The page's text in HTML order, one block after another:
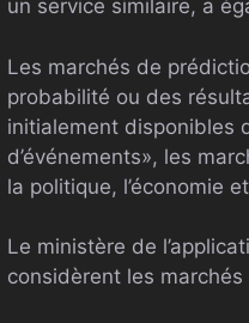
un service similaire, a
Les marchés de
probabilité ou des
initialement disponibles
d’événements», les
la politique, l’économie
Le ministère de
considèrent les